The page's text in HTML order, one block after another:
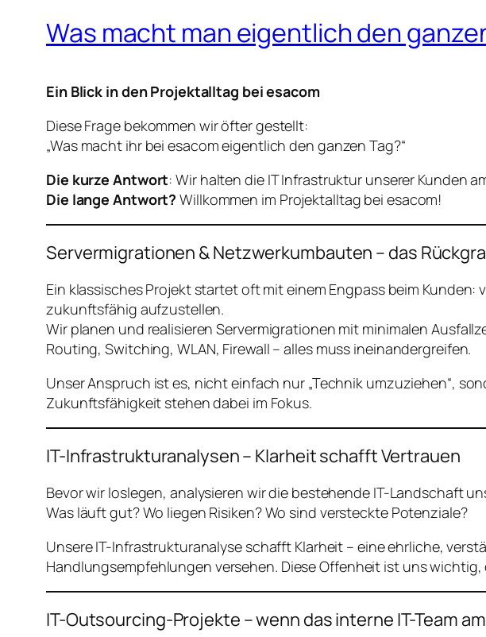
Was macht man eigentlich den
Ein Blick in den Projektalltag bei esacom
Diese Frage bekommen wir öfter gestellt:
„Was macht ihr bei esacom eigentlich den ganzen Tag?“
Die kurze Antwort: Wir halten die IT Infrastruktur unserer Kunden
Die lange Antwort? Willkommen im Projektalltag bei esacom!
Servermigrationen & Netzwerkumbauten – das
Ein klassisches Projekt startet oft mit einem Engpass beim
zukunftsfähig aufzustellen.
Wir planen und realisieren Servermigrationen mit minimalen
Routing, Switching, WLAN, Firewall – alles muss ineinandergreifen.
Unser Anspruch ist es, nicht einfach nur „Technik umzuziehen“,
Zukunftsfähigkeit stehen dabei im Fokus.
IT-Infrastrukturanalysen – Klarheit schafft Vertrauen
Bevor wir loslegen, analysieren wir die bestehende IT-Landschaft
Was läuft gut? Wo liegen Risiken? Wo sind versteckte Potenziale?
Unsere IT-Infrastrukturanalyse schafft Klarheit – eine ehrliche,
Handlungsempfehlungen versehen. Diese Offenheit ist uns
IT-Outsourcing-Projekte – wenn das interne IT-Team